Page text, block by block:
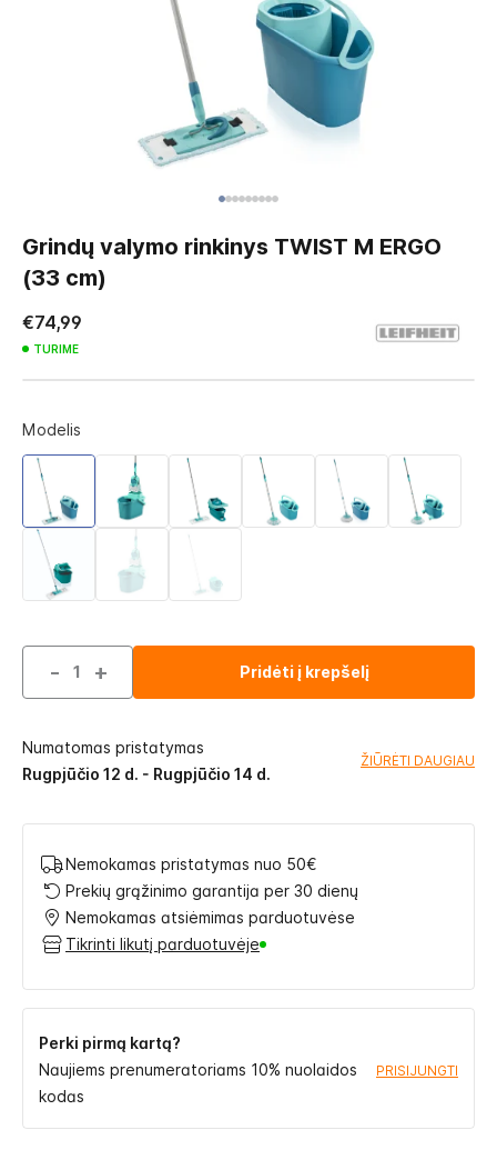
to
beginning
the
images
gallery
Grindų valymo rinkinys TWIST M ERGO
(33 cm)
€74,99
TURIME
Modelis
- + Pridėti į krepšelį
Numatomas pristatymas
Rugpjūčio 12 d. - Rugpjūčio 14 d.
ŽIŪRĖTI DAUGIAU
Nemokamas pristatymas nuo 50€
Prekių grąžinimo garantija per 30 dienų
Nemokamas atsiėmimas parduotuvėse
Tikrinti likutį parduotuvėje
Perki pirmą kartą?
Naujiems prenumeratoriams 10% nuolaidos
kodas
PRISIJUNGTI